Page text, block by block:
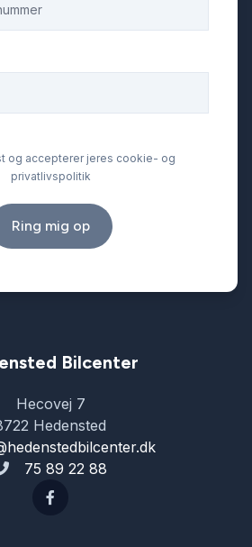
og accepterer jeres cookie- og
privatlivspolitik
Ring mig op
Bilcenter
Hecovej 7
Hedensted
75 89 22 88